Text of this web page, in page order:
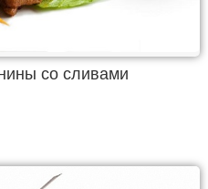
со сливами